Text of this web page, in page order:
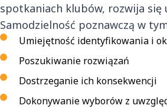
spotkaniach klubów, rozwija się
Samodzielność poznawczą w
Umiejętność identyfikowania i
Poszukiwanie rozwiązań
Dostrzeganie ich konsekwencji
Dokonywanie wyborów z